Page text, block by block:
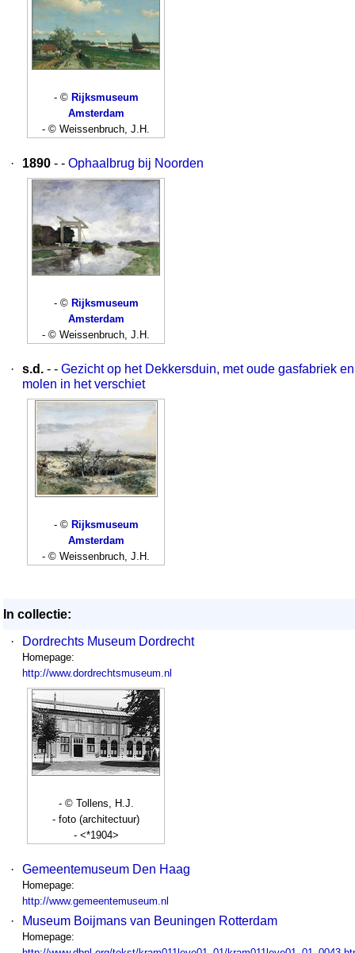
- © Rijksmuseum
Amsterdam
- © Weissenbruch, J.H.
· 1890 - - Ophaalbrug bij Noorden
- © Rijksmuseum
Amsterdam
- © Weissenbruch, J.H.
· s.d. - - Gezicht op het Dekkersduin, met oude gasfabriek en
molen in het verschiet
- © Rijksmuseum
Amsterdam
- © Weissenbruch, J.H.
In collectie:
·
Dordrechts Museum Dordrecht
Homepage:
http://www.dordrechtsmuseum.nl
- © Tollens, H.J.
- foto (architectuur)
- <*1904>
· Gemeentemuseum Den Haag
Homepage:
http://www.gemeentemuseum.nl
· Museum Boijmans van Beuningen Rotterdam
Homepage: